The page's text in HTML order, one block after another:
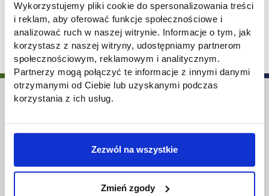
Wykorzystujemy pliki cookie do spersonalizowania treści
i reklam, aby oferować funkcje społecznościowe i
analizować ruch w naszej witrynie. Informacje o tym, jak
korzystasz z naszej witryny, udostępniamy partnerom
społecznościowym, reklamowym i analitycznym.
Partnerzy mogą połączyć te informacje z innymi danymi
otrzymanymi od Ciebie lub uzyskanymi podczas
korzystania z ich usług.
Zezwól na wszystkie
Zmień zgody
Data wydarzenia:05.02.2026 18:00
Biuro Karier AHE
email: biurokarier@ahe.lodz.pl